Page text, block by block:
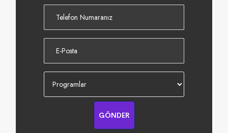
GÖNDER